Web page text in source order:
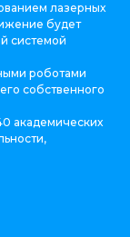
лазерных
будет
системой
роботами
собственного
академических